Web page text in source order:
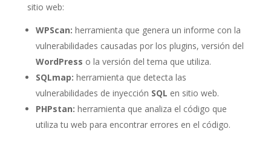
sitio web:
WPScan: herramienta que genera un informe con la
vulnerabilidades causadas por los plugins, versión del
WordPress o la versión del tema que utiliza.
SQLmap: herramienta que detecta las
vulnerabilidades de inyección SQL en sitio web.
PHPstan: herramienta que analiza el código que
utiliza tu web para encontrar errores en el código.